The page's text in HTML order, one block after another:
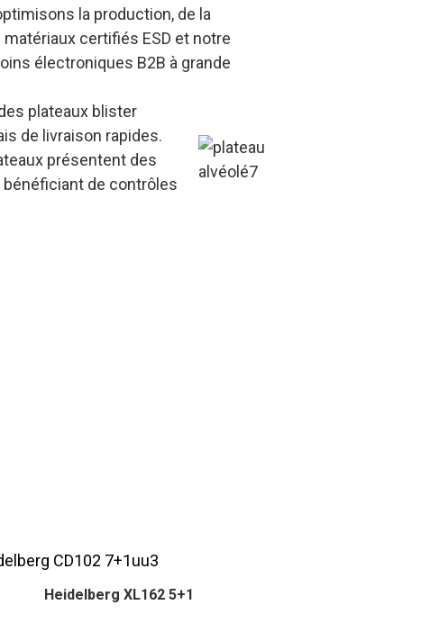
la production, de la
certifiés ESD et notre
électroniques B2B à grande
plateaux blister
de livraison rapides.
présentent des
de contrôles
Heidelberg XL162 5+1